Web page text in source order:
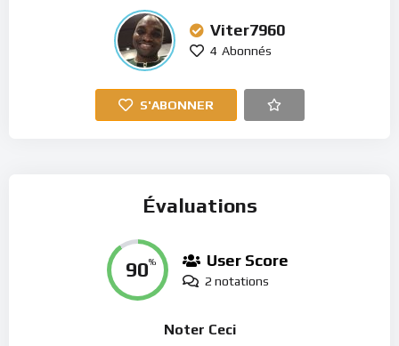
Viter7960
4 Abonnés
S'ABONNER
Évaluations
90% User Score
2 notations
Noter Ceci